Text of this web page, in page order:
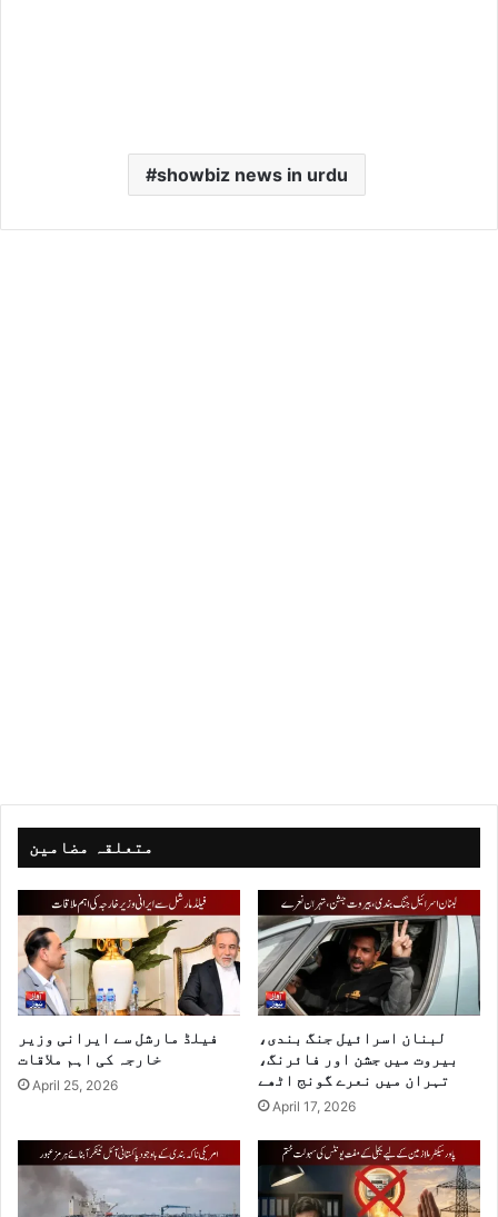
showbiz news in urdu
متعلقہ مضامین
فیلڈ مارشل سے ایرانی وزیر
خارجہ کی اہم ملاقات
April 25, 2026
لبنان اسرائیل جنگ بندی،
بیروت میں جشن اور فائرنگ،
تہران میں نعرے گونج اٹھے
April 17, 2026